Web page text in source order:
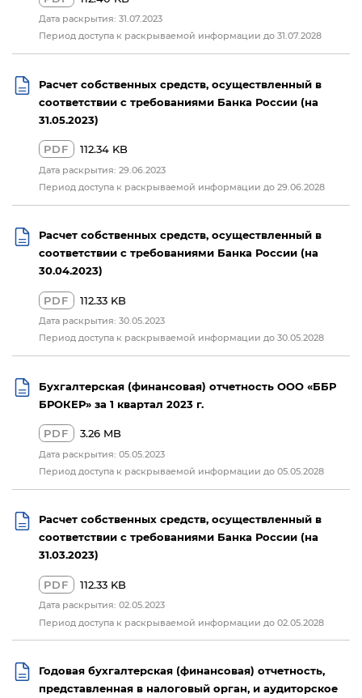
Дата раскрытия: 31.07.2023
Период доступа к раскрываемой информации до 31.07.2028
Расчет собственных средств, осуществленный в
соответствии с требованиями Банка России (на
31.05.2023)
PDF 112.34 KB
Дата раскрытия: 29.06.2023
Период доступа к раскрываемой информации до 29.06.2028
Расчет собственных средств, осуществленный в
соответствии с требованиями Банка России (на
30.04.2023)
PDF 112.33 KB
Дата раскрытия: 30.05.2023
Период доступа к раскрываемой информации до 30.05.2028
Бухгалтерская (финансовая) отчетность ООО «ББР
БРОКЕР» за 1 квартал 2023 г.
PDF 3.26 MB
Дата раскрытия: 05.05.2023
Период доступа к раскрываемой информации до 05.05.2028
Расчет собственных средств, осуществленный в
соответствии с требованиями Банка России (на
31.03.2023)
PDF 112.33 KB
Дата раскрытия: 02.05.2023
Период доступа к раскрываемой информации до 02.05.2028
Годовая бухгалтерская (финансовая) отчетность,
представленная в налоговый орган, и аудиторское